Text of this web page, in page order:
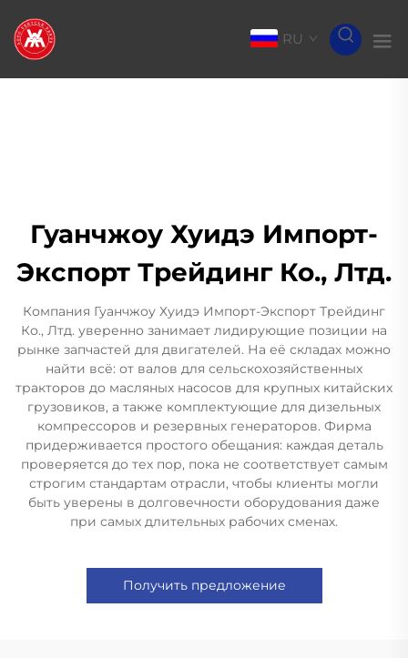
RU
Гуанчжоу Хуидэ Импорт-
Экспорт Трейдинг Ко., Лтд.
Компания Гуанчжоу Хуидэ Импорт-Экспорт Трейдинг
Ко., Лтд. уверенно занимает лидирующие позиции на
рынке запчастей для двигателей. На её складах можно
найти всё: от валов для сельскохозяйственных
тракторов до масляных насосов для крупных китайских
грузовиков, а также комплектующие для дизельных
компрессоров и резервных генераторов. Фирма
придерживается простого обещания: каждая деталь
проверяется до тех пор, пока не соответствует самым
строгим стандартам отрасли, чтобы клиенты могли
быть уверены в долговечности оборудования даже
при самых длительных рабочих сменах.
Получить предложение